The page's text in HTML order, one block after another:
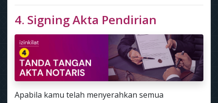
4. Signing Akta Pendirian
Apabila kamu telah menyerahkan semua